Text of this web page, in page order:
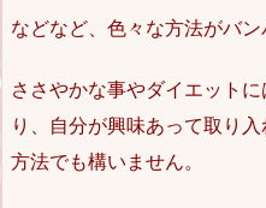
などなど、色々な方法がバン
ささやかな事やダイエット
り、自分が興味あって取り
方法でも構いません。